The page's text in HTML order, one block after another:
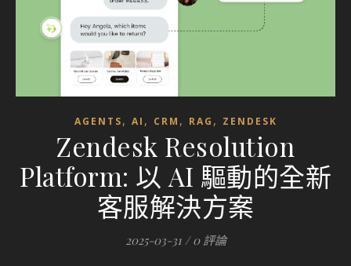
AGENTS, AI , CRM , RAG , ZENDESK
Zendesk Resolution
Platform: 以 AI 驅動的全新
客服解決方案
2025-03-31 / 0 評論